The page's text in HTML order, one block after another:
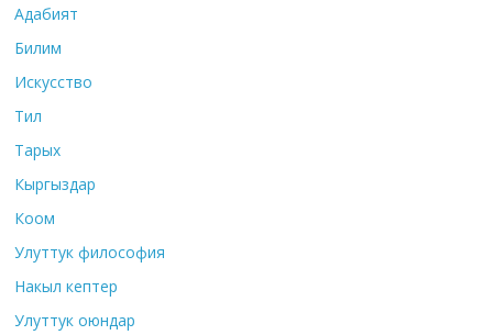
Адабият
Билим
Искусство
Тил
Тарых
Кыргыздар
Коом
Улуттук философия
Накыл кептер
Улуттук оюндар